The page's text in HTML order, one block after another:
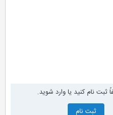
نام کنید یا وارد شوید.
ثبت نام